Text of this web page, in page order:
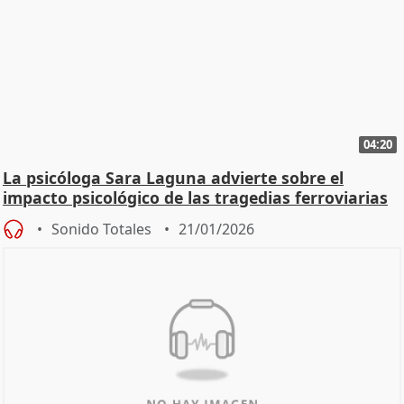
04:20
La psicóloga Sara Laguna advierte sobre el
impacto psicológico de las tragedias ferroviarias
Sonido Totales 21/01/2026